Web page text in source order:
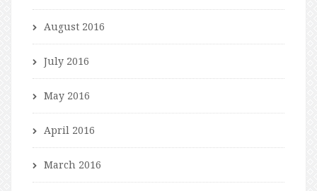
August 2016
July 2016
May 2016
April 2016
March 2016